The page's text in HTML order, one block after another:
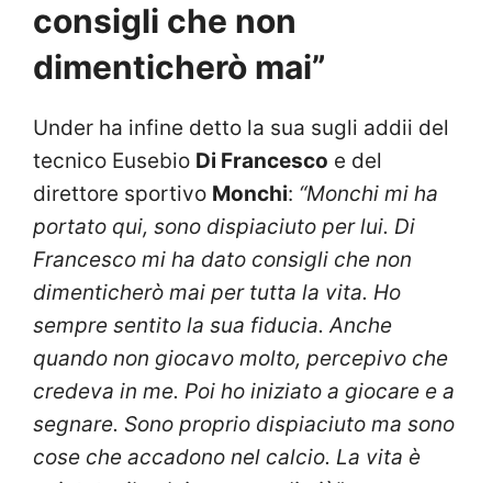
consigli che non
dimenticherò mai”
Under ha infine detto la sua sugli addii del
tecnico Eusebio Di Francesco e del
direttore sportivo Monchi: “Monchi mi ha
portato qui, sono dispiaciuto per lui. Di
Francesco mi ha dato consigli che non
dimenticherò mai per tutta la vita. Ho
sempre sentito la sua fiducia. Anche
quando non giocavo molto, percepivo che
credeva in me. Poi ho iniziato a giocare e a
segnare. Sono proprio dispiaciuto ma sono
cose che accadono nel calcio. La vita è